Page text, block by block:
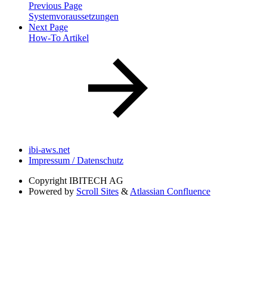
Previous Page
Systemvoraussetzungen
Next Page
How-To Artikel
ibi-aws.net
Impressum / Datenschutz
Copyright IBITECH AG
Powered by Scroll Sites &Atlassian Confluence